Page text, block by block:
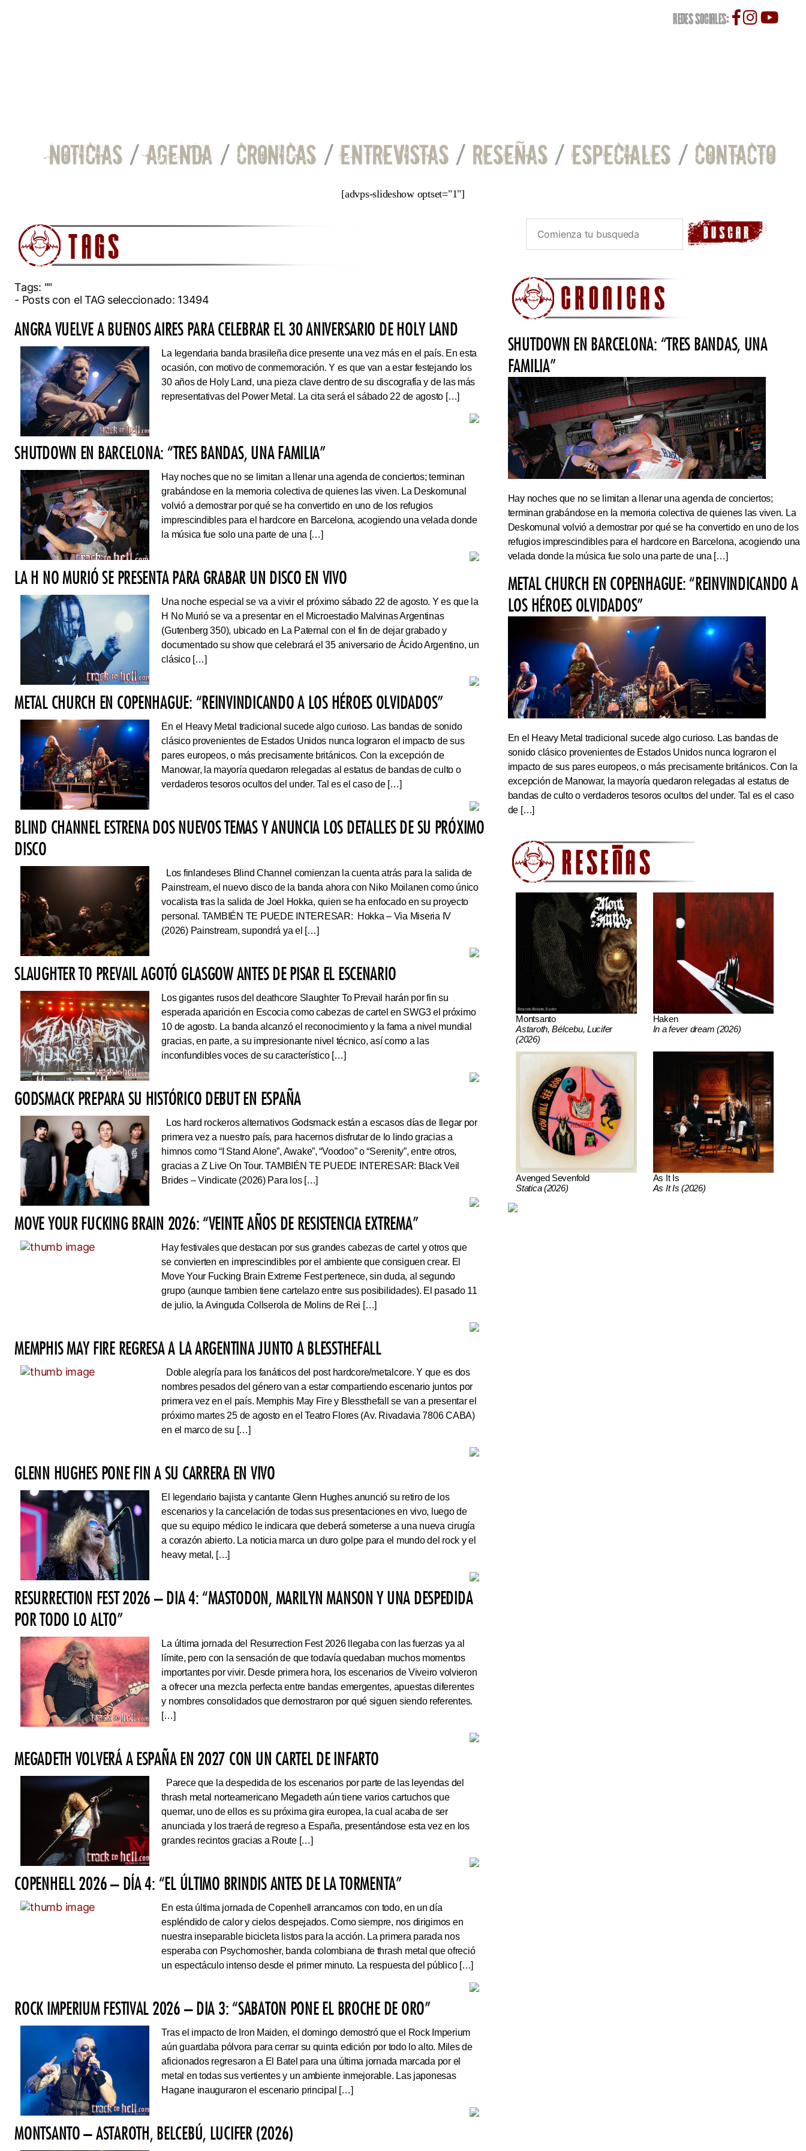
REDES SOCIALES:
NOTICIAS /AGENDA / CRONICAS /ENTREVISTAS / RESEÑAS /ESPECIALES / CONTACTO
[advps-slideshow optset="1"]
Tags: ""
- Posts con el TAG seleccionado: 13494
ANGRA VUELVE A BUENOS AIRES PARA CELEBRAR EL 30 ANIVERSARIO DE HOLY LAND
La legendaria banda brasileña dice presente una vez más en el país. En esta
ocasión, con motivo de conmemoración. Y es que van a estar festejando los
30 años de Holy Land, una pieza clave dentro de su discografía y de las más
representativas del Power Metal. La cita será el sábado 22 de agosto […]
SHUTDOWN EN BARCELONA: “TRES BANDAS, UNA FAMILIA”
Hay noches que no se limitan a llenar una agenda de conciertos; terminan
grabándose en la memoria colectiva de quienes las viven. La Deskomunal
volvió a demostrar por qué se ha convertido en uno de los refugios
imprescindibles para el hardcore en Barcelona, acogiendo una velada donde
la música fue solo una parte de una […]
LA H NO MURIÓ SE PRESENTA PARA GRABAR UN DISCO EN VIVO
Una noche especial se va a vivir el próximo sábado 22 de agosto. Y es que la
H No Murió se va a presentar en el Microestadio Malvinas Argentinas
(Gutenberg 350), ubicado en La Paternal con el fin de dejar grabado y
documentado su show que celebrará el 35 aniversario de Ácido Argentino, un
clásico […]
METAL CHURCH EN COPENHAGUE: “REINVINDICANDO A LOS HÉROES OLVIDADOS”
En el Heavy Metal tradicional sucede algo curioso. Las bandas de sonido
clásico provenientes de Estados Unidos nunca lograron el impacto de sus
pares europeos, o más precisamente británicos. Con la excepción de
Manowar, la mayoría quedaron relegadas al estatus de bandas de culto o
verdaderos tesoros ocultos del under. Tal es el caso de […]
BLIND CHANNEL ESTRENA DOS NUEVOS TEMAS Y ANUNCIA LOS DETALLES DE SU PRÓXIMO
DISCO
Los finlandeses Blind Channel comienzan la cuenta atrás para la salida de
Painstream, el nuevo disco de la banda ahora con Niko Moilanen como único
vocalista tras la salida de Joel Hokka, quien se ha enfocado en su proyecto
personal. TAMBIÉN TE PUEDE INTERESAR: Hokka – Via Miseria IV
(2026) Painstream, supondrá ya el […]
SLAUGHTER TO PREVAIL AGOTÓ GLASGOW ANTES DE PISAR EL ESCENARIO
Los gigantes rusos del deathcore Slaughter To Prevail harán por fin su
esperada aparición en Escocia como cabezas de cartel en SWG3 el próximo
10 de agosto. La banda alcanzó el reconocimiento y la fama a nivel mundial
gracias, en parte, a su impresionante nivel técnico, así como a las
inconfundibles voces de su característico […]
GODSMACK PREPARA SU HISTÓRICO DEBUT EN ESPAÑA
Los hard rockeros alternativos Godsmack están a escasos días de llegar por
primera vez a nuestro país, para hacernos disfrutar de lo lindo gracias a
himnos como “I Stand Alone”, Awake”, “Voodoo” o “Serenity”, entre otros,
gracias a Z Live On Tour. TAMBIÉN TE PUEDE INTERESAR: Black Veil
Brides – Vindicate (2026) Para los […]
MOVE YOUR FUCKING BRAIN 2026: “VEINTE AÑOS DE RESISTENCIA EXTREMA”
Hay festivales que destacan por sus grandes cabezas de cartel y otros que
se convierten en imprescindibles por el ambiente que consiguen crear. El
Move Your Fucking Brain Extreme Fest pertenece, sin duda, al segundo
grupo (aunque tambien tiene cartelazo entre sus posibilidades). El pasado 11
de julio, la Avinguda Collserola de Molins de Rei […]
MEMPHIS MAY FIRE REGRESA A LA ARGENTINA JUNTO A BLESSTHEFALL
Doble alegría para los fanáticos del post hardcore/metalcore. Y que es dos
nombres pesados del género van a estar compartiendo escenario juntos por
primera vez en el país. Memphis May Fire y Blessthefall se van a presentar el
próximo martes 25 de agosto en el Teatro Flores (Av. Rivadavia 7806 CABA)
en el marco de su […]
GLENN HUGHES PONE FIN A SU CARRERA EN VIVO
El legendario bajista y cantante Glenn Hughes anunció su retiro de los
escenarios y la cancelación de todas sus presentaciones en vivo, luego de
que su equipo médico le indicara que deberá someterse a una nueva cirugía
a corazón abierto. La noticia marca un duro golpe para el mundo del rock y el
heavy metal, […]
RESURRECTION FEST 2026 – DIA 4: “MASTODON, MARILYN MANSON Y UNA DESPEDIDA
POR TODO LO ALTO”
La última jornada del Resurrection Fest 2026 llegaba con las fuerzas ya al
límite, pero con la sensación de que todavía quedaban muchos momentos
importantes por vivir. Desde primera hora, los escenarios de Viveiro volvieron
a ofrecer una mezcla perfecta entre bandas emergentes, apuestas diferentes
y nombres consolidados que demostraron por qué siguen siendo referentes.
[…]
MEGADETH VOLVERÁ A ESPAÑA EN 2027 CON UN CARTEL DE INFARTO
Parece que la despedida de los escenarios por parte de las leyendas del
thrash metal norteamericano Megadeth aún tiene varios cartuchos que
quemar, uno de ellos es su próxima gira europea, la cual acaba de ser
anunciada y los traerá de regreso a España, presentándose esta vez en los
grandes recintos gracias a Route […]
COPENHELL 2026 – DÍA 4: “EL ÚLTIMO BRINDIS ANTES DE LA TORMENTA”
En esta última jornada de Copenhell arrancamos con todo, en un día
espléndido de calor y cielos despejados. Como siempre, nos dirigimos en
nuestra inseparable bicicleta listos para la acción. La primera parada nos
esperaba con Psychomosher, banda colombiana de thrash metal que ofreció
un espectáculo intenso desde el primer minuto. La respuesta del público […]
ROCK IMPERIUM FESTIVAL 2026 – DIA 3: “SABATON PONE EL BROCHE DE ORO”
Tras el impacto de Iron Maiden, el domingo demostró que el Rock Imperium
aún guardaba pólvora para cerrar su quinta edición por todo lo alto. Miles de
aficionados regresaron a El Batel para una última jornada marcada por el
metal en todas sus vertientes y un ambiente inmejorable. Las japonesas
Hagane inauguraron el escenario principal […]
MONTSANTO – ASTAROTH, BELCEBÚ, LUCIFER (2026)
SHUTDOWN EN BARCELONA: “TRES BANDAS, UNA
FAMILIA”
Hay noches que no se limitan a llenar una agenda de conciertos;
terminan grabándose en la memoria colectiva de quienes las viven. La
Deskomunal volvió a demostrar por qué se ha convertido en uno de los
refugios imprescindibles para el hardcore en Barcelona, acogiendo una
velada donde la música fue solo una parte de una […]
METAL CHURCH EN COPENHAGUE: “REINVINDICANDO A
LOS HÉROES OLVIDADOS”
En el Heavy Metal tradicional sucede algo curioso. Las bandas de
sonido clásico provenientes de Estados Unidos nunca lograron el
impacto de sus pares europeos, o más precisamente británicos. Con la
excepción de Manowar, la mayoría quedaron relegadas al estatus de
bandas de culto o verdaderos tesoros ocultos del under. Tal es el caso
de […]
Montsanto
Astaroth, Bélcebu, Lucifer
(2026)
Haken
In a fever dream (2026)
Avenged Sevenfold
Statica (2026)
As It Is
As It Is (2026)